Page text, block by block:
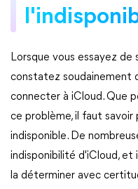
Lorsque vous essayez de
constatez soudainement
connecter à iCloud. Que
ce problème, il faut
indisponible. De
indisponibilité d'iCloud, et
la déterminer avec